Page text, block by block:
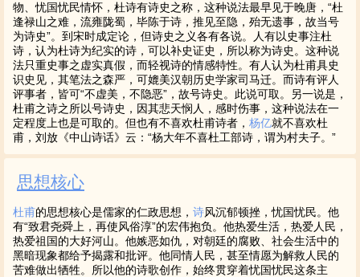
物、忧国忧民情怀，杜诗有诗史之称，这种说法最早见于晚唐，“杜
逢禄山之难，流雍陇蜀，毕陈于诗，推见至隐，殆无遗事，故当号
为诗史”。到宋时成定论，但诗史之义各有各说。人有以史事注杜
诗，认为杜诗为纪实的诗，可以补史证史，所以称为诗史。这种说
法只重史事之虚实真假，而轻视诗的情感特性。有人认为杜甫具史
识史见，其笔法之森严，可媲美汉朝历史学家司马迁。而诗有评人
评事者，皆可“不虚美，不隐恶”，故号诗史。此说可取。另一说是，
杜甫之诗之所以号诗史，因其悲天悯人，感时伤事，这种说法在一
定程度上也是可取的。但也有不喜欢杜甫诗者， 杨亿就不喜欢杜
甫，刘放《中山诗话》云：“杨大年不喜杜工部诗，谓为村夫子。”
思想核心
杜甫的思想核心是儒家的仁政思想， 诗风沉郁顿挫，忧国忧民。他
有“致君尧舜上，再使风俗淳”的宏伟抱负。他热爱生活，热爱人民，
热爱祖国的大好河山。他嫉恶如仇，对朝廷的腐败、社会生活中的
黑暗现象都给予揭露和批评。他同情人民，甚至情愿为解救人民的
苦难做出牺牲。所以他的诗歌创作，始终贯穿着忧国忧民这条主